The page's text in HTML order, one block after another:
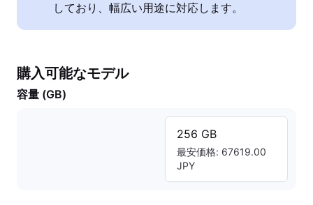
しており、幅広い用途に対応します。
購入可能なモデル
容量 (GB)
256 GB
最安価格: 67619.00
JPY